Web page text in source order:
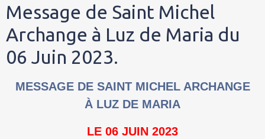
Message de Saint Michel
Archange à Luz de Maria du
06 Juin 2023.
MESSAGE DE SAINT MICHEL ARCHANGE
À LUZ DE MARIA
LE 06 JUIN 2023